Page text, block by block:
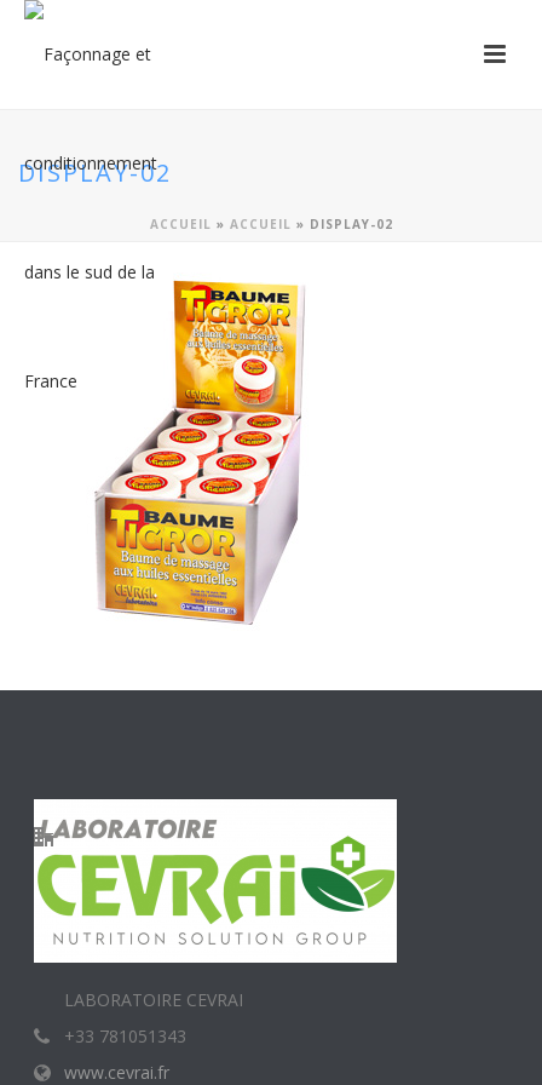
DISPLAY-02
ACCUEIL » ACCUEIL » DISPLAY-02
LABORATOIRE CEVRAI
+33 781051343
www.cevrai.fr